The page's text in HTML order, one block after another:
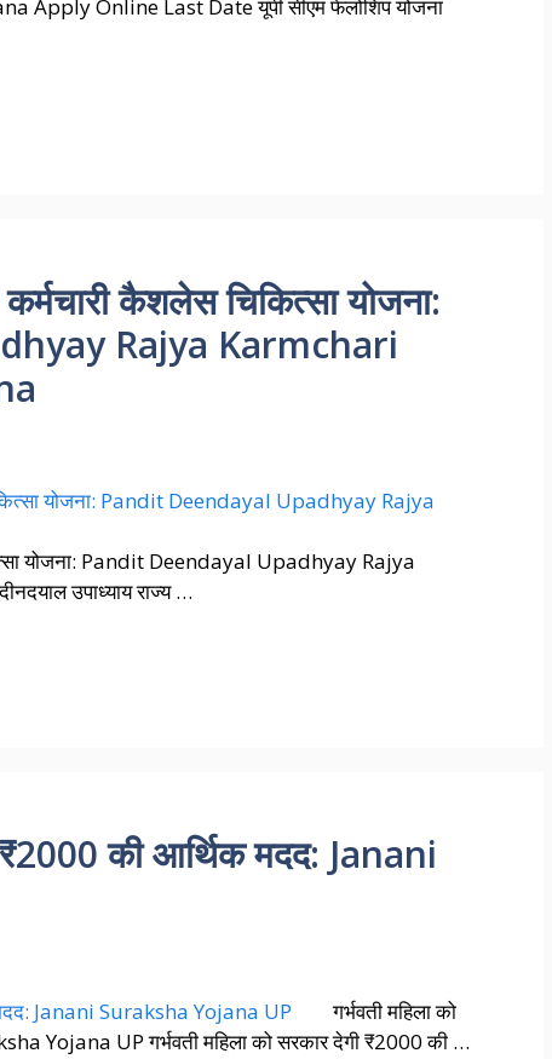
Apply Online Last Date यूपी सीएम फेलोशिप योजना
कैशलेस चिकित्सा योजना:
Rajya Karmchari
योजना: Pandit Deendayal Upadhyay Rajya
उपाध्याय राज्य …
₹2000 की आर्थिक मदद: Janani
गर्भवती महिला को
Yojana UP गर्भवती महिला को सरकार देगी ₹2000 की …